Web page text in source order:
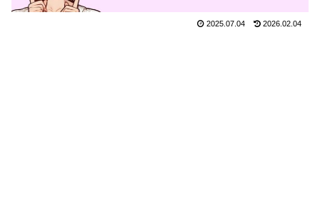
2025.07.04 2026.02.04